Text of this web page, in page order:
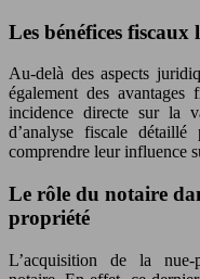
Les bénéfices
Au-delà des aspects
également des
incidence directe sur la
d’analyse fiscale
comprendre leur influence
Le rôle du notaire
propriété
L’acquisition de la nue-